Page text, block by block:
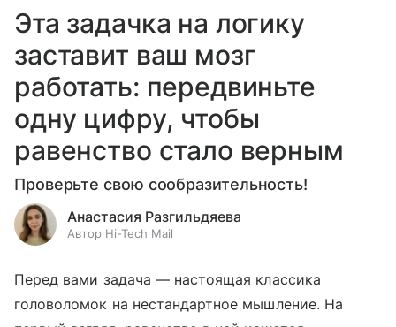
Эта задачка на логику
заставит ваш мозг
работать: передвиньте
одну цифру, чтобы
равенство стало верным
Проверьте свою сообразительность!
Анастасия Разгильдяева
Автор Hi-Tech Mail
Перед вами задача — настоящая классика
головоломок на нестандартное мышление. На